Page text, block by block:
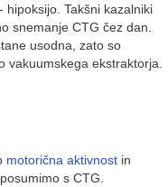
Takšni kazalniki
snemanje CTG čez dan.
usodna, zato so
vakuumskega ekstraktorja.
motorična aktivnost in
s CTG.